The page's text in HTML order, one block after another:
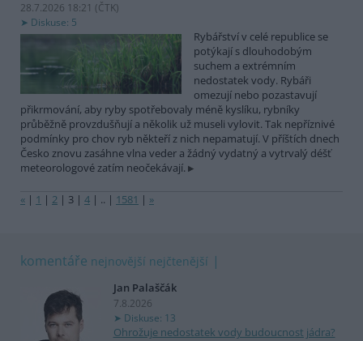
28.7.2026 18:21 (ČTK)
Diskuse: 5
Rybářství v celé republice se
potýkají s dlouhodobým
suchem a extrémním
nedostatek vody. Rybáři
omezují nebo pozastavují
přikrmování, aby ryby spotřebovaly méně kyslíku, rybníky
průběžně provzdušňují a několik už museli vylovit. Tak nepříznivé
podmínky pro chov ryb někteří z nich nepamatují. V příštích dnech
Česko znovu zasáhne vlna veder a žádný vydatný a vytrvalý déšť
meteorologové zatím neočekávají.
« | 1 | 2 | 3 | 4 | .. | 1581 | »
komentáře nejnovější nejčtenější
Jan Palaščák
7.8.2026
Diskuse: 13
Ohrožuje nedostatek vody budoucnost jádra?